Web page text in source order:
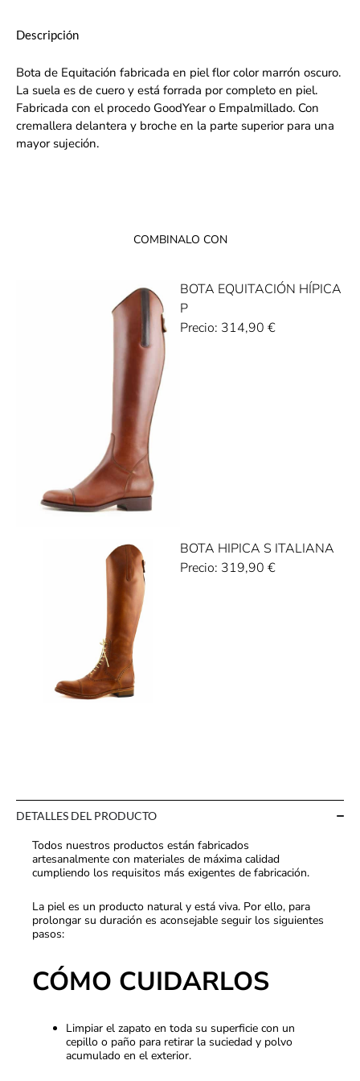
Descripción
Bota de Equitación fabricada en piel flor color marrón oscuro.
La suela es de cuero y está forrada por completo en piel.
Fabricada con el procedo GoodYear o Empalmillado. Con
cremallera delantera y broche en la parte superior para una
mayor sujeción.
COMBINALO CON
BOTA EQUITACIÓN HÍPICA
P
Precio: 314,90 €
BOTA HIPICA S ITALIANA
Precio: 319,90 €
DETALLES DEL PRODUCTO
Todos nuestros productos están fabricados
artesanalmente con materiales de máxima calidad
cumpliendo los requisitos más exigentes de fabricación.
La piel es un producto natural y está viva. Por ello, para
prolongar su duración es aconsejable seguir los siguientes
pasos:
CÓMO CUIDARLOS
Limpiar el zapato en toda su superficie con un
cepillo o paño para retirar la suciedad y polvo
acumulado en el exterior.